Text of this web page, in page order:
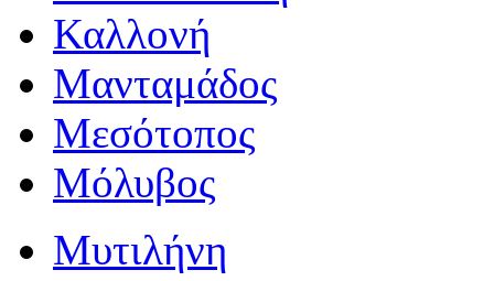
Καλλονή
Μανταμάδος
Μεσότοπος
Μόλυβος
Μυτιλήνη